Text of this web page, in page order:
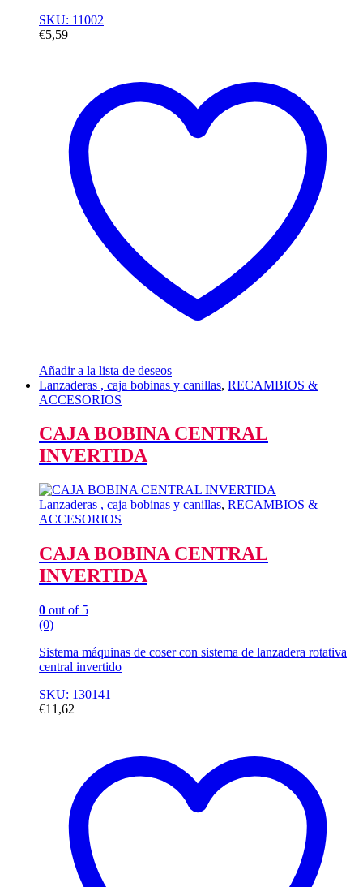
SKU: 11002
€5,59
Añadir a la lista de deseos
Lanzaderas , caja bobinas y canillas, RECAMBIOS &
ACCESORIOS
CAJA BOBINA CENTRAL
INVERTIDA
Lanzaderas , caja bobinas y canillas, RECAMBIOS &
ACCESORIOS
CAJA BOBINA CENTRAL
INVERTIDA
0 out of 5
(0)
Sistema máquinas de coser con sistema de lanzadera rotativa
central invertido
SKU: 130141
€11,62